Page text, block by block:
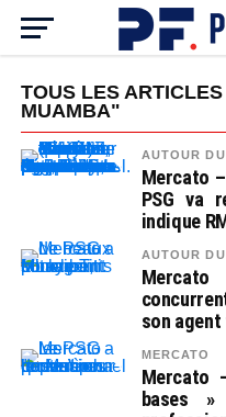
TOUS LES
MUAMBA"
AUTOUR
Mercato
PSG va
indique
AUTOUR
son
MERCATO
Mercato
bases